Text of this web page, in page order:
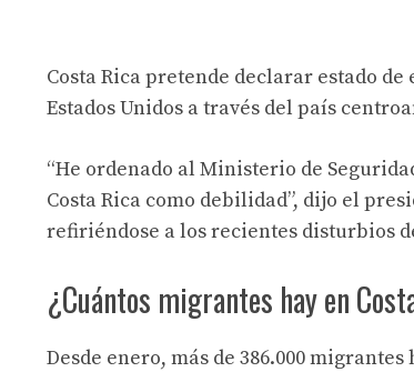
Costa Rica pretende declarar estado
Estados Unidos a través del país
“He ordenado al Ministerio de
Costa Rica como debilidad”, dijo el
refiriéndose a los recientes disturbios
¿Cuántos migrantes hay en
Desde enero, más de 386.000